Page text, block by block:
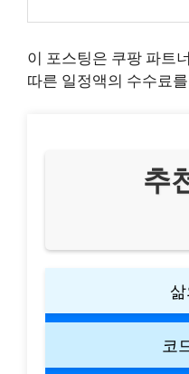
이 포스팅은 쿠팡 파트
따른 일정액의 수수료
추
코